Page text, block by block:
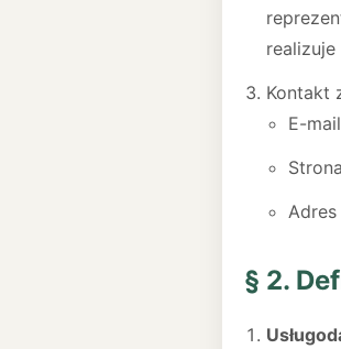
realizuje
Kontakt
E-
§ 2.